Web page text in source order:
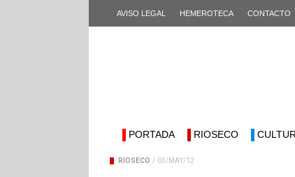
AVISO LEGAL HEMEROTECA CONTACTO
PORTADA RIOSECO
RIOSECO / 03/MAY/12